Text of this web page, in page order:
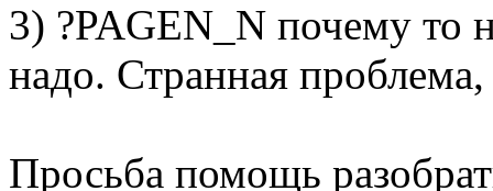
3) ?PAGEN_N почему то
надо. Странная проблема,
Просьба помощь